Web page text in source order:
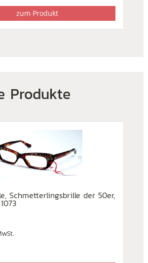
zum Produkt
Produkte
Schmetterlingsbrille der 50er,